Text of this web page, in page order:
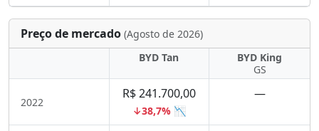
Preço de mercado (Agosto de 2026)
BYD Tan
BYD King
GS
2022
R$ 241.700,00
↓38,7% 📉
—